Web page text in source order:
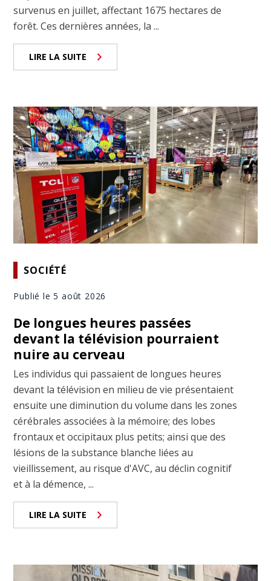
survenus en juillet, affectant 1675 hectares de
forêt. Ces dernières années, la ...
LIRE LA SUITE
SOCIÉTÉ
Publié le 5 août 2026
De longues heures passées
devant la télévision pourraient
nuire au cerveau
Les individus qui passaient de longues heures
devant la télévision en milieu de vie présentaient
ensuite une diminution du volume dans les zones
cérébrales associées à la mémoire; des lobes
frontaux et occipitaux plus petits; ainsi que des
lésions de la substance blanche liées au
vieillissement, au risque d'AVC, au déclin cognitif
et à la démence, ...
LIRE LA SUITE